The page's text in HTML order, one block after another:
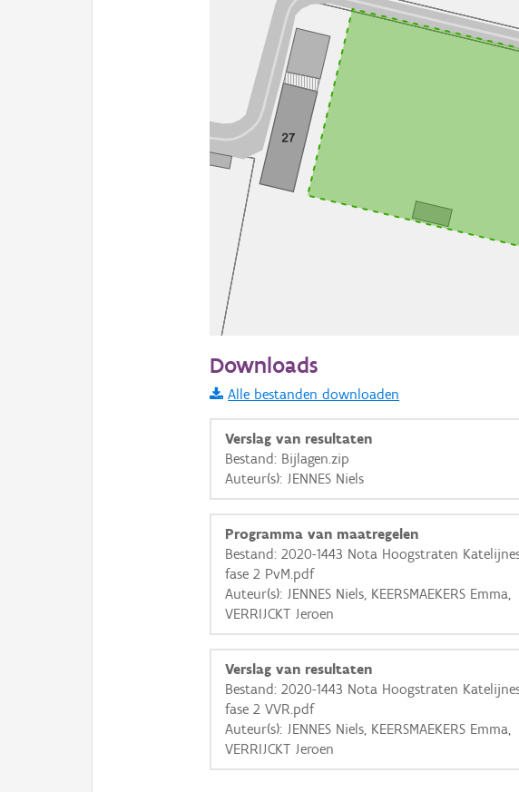
Informatie Vlaanderen
i
+ −
Basis Lagen
Ortho
GRB-Basiskaart
GRB-Basiskaart in grijswaarden
Downloads
Alle bestanden downloaden
Verslag van resultaten
Bestand: Bijlagen.zip
Auteur(s): JENNES Niels
Programma van maatregelen
Bestand: 2020-1443 Nota Hoogstraten
fase 2 PvM.pdf
Auteur(s): JENNES Niels, KEERSMAEKERS Emma,
VERRIJCKT Jeroen
Verslag van resultaten
Bestand: 2020-1443 Nota Hoogstraten
fase 2 VVR.pdf
Auteur(s): JENNES Niels, KEERSMAEKERS Emma,
VERRIJCKT Jeroen